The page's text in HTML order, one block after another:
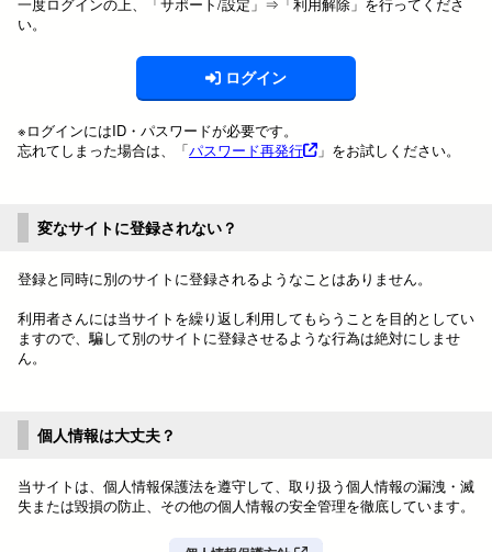
い。
ログイン
※ログインにはID・パスワードが必要です。
忘れてしまった場合は、「パスワード再発行 」をお試しください。
変なサイトに登録されない？
登録と同時に別のサイトに登録されるようなことはありません。
利用者さんには当サイトを繰り返し利用してもらうことを目的としてい
ますので、騙して別のサイトに登録させるような行為は絶対にしませ
ん。
個人情報は大丈夫？
当サイトは、個人情報保護法を遵守して、取り扱う個人情報の漏洩・滅
失または毀損の防止、その他の個人情報の安全管理を徹底しています。